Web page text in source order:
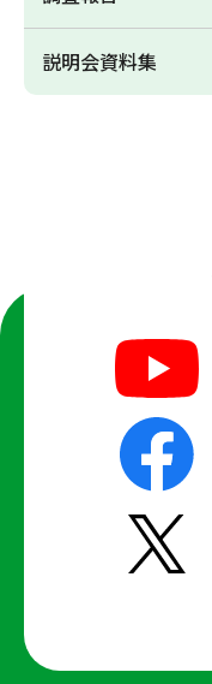
説明会資料集